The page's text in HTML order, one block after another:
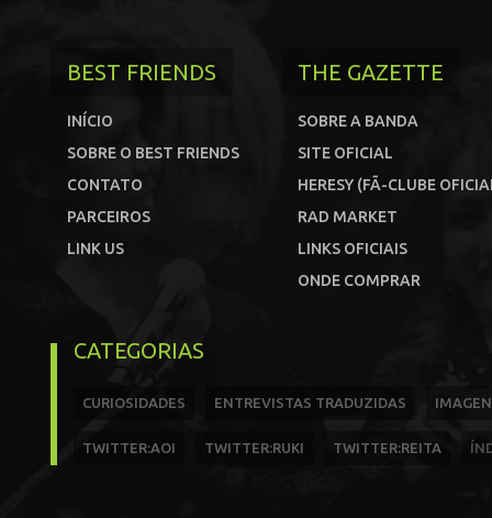
BEST FRIENDS
INÍCIO
SOBRE O BEST FRIENDS
CONTATO
PARCEIROS
LINK US
THE GAZETTE
SOBRE A BANDA
SITE OFICIAL
HERESY (FÃ-CLUBE
RAD MARKET
LINKS OFICIAIS
ONDE COMPRAR
CATEGORIAS
CURIOSIDADES ENTREVISTAS TRADUZIDAS
TWITTER:AOI TWITTER:RUKI TWITTER:REITA